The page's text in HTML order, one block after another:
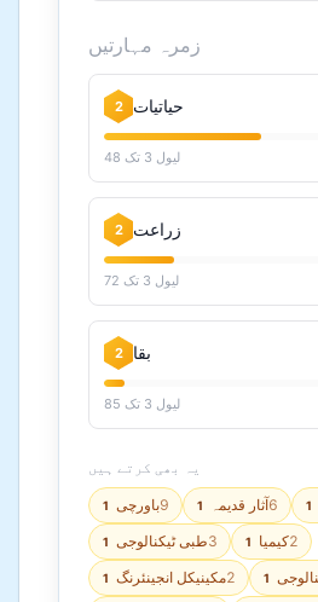
زمرہ مہارتیں
2 حیاتیات
لیول 3 تک 48
2 زراعت
لیول 3 تک 72
2 بقا
لیول 3 تک 85
یہ بھی کرتے ہیں
1 باورچی9 1 آثار قدیمہ6 1
1 طبی ٹیکنالوجی3 1 کیمیا2
1 مکینیکل انجینئرنگ2 1